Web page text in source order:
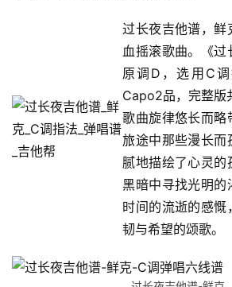
过长夜吉他谱，鲜
血摇滚歌曲。《过
原调D，选用C
Capo2品，完整版
歌曲旋律悠长而略
旅途中那些漫长而
腻地描绘了心灵的
黑暗中寻找光明的
时间的流逝的感慨
韧与希望的颂歌。